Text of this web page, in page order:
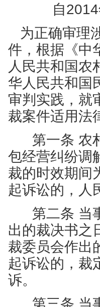
自2014年1
为正确审理
件，根据《中
人民共和国农
华人民共和国
审判实践，就
裁案件适用法
第一条 农村
包经营纠纷调
裁的时效期间
起诉讼的，人
第二条 当事
出的裁决书之
裁委员会作出
起诉讼的，裁
诉。
第三条 当事